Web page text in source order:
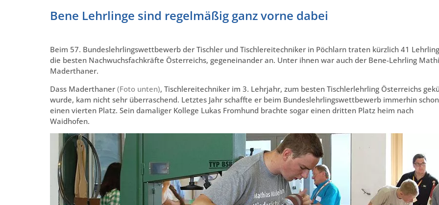
Bene Lehrlinge sind regelmäßig ganz vorne dabei
Beim 57. Bundeslehrlingswettbewerb der Tischler und Tischlereitechniker in Pöchlarn traten kürzlich 41
die besten Nachwuchsfachkräfte Österreichs, gegeneinander an. Unter ihnen war auch der Bene-Lehrling
Maderthaner.
Dass Maderthaner (Foto unten), Tischlereitechniker im 3. Lehrjahr, zum besten Tischlerlehrling Österreichs
wurde, kam nicht sehr überraschend. Letztes Jahr schaffte er beim Bundeslehrlingswettbewerb immerhin schon
einen vierten Platz. Sein damaliger Kollege Lukas Fromhund brachte sogar einen dritten Platz heim nach
Waidhofen.